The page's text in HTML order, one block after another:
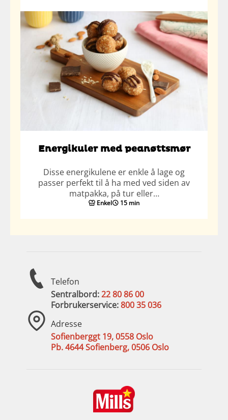
Energikuler med peanøttsmør
Disse energikulene er enkle å lage og
passer perfekt til å ha med ved siden av
matpakka, på tur eller…
Enkel 15 min
Telefon
Sentralbord:22 80 86 00
Forbrukerservice:800 35 036
Adresse
Sofienberggt 19, 0558 Oslo
Pb. 4644 Sofienberg, 0506 Oslo